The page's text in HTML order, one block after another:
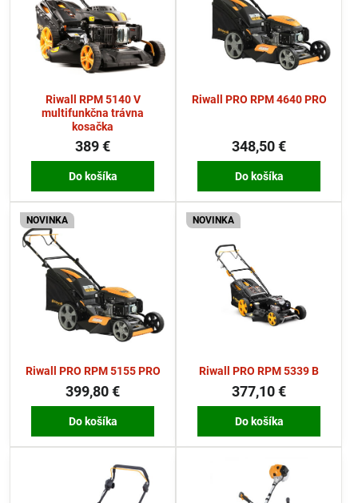
Riwall RPM 5140 V
multifunkčna trávna
kosačka
389 €
Do košíka
Riwall PRO RPM 4640 PRO
348,50 €
Do košíka
NOVINKA
Riwall PRO RPM 5155 PRO
399,80 €
Do košíka
NOVINKA
Riwall PRO RPM 5339 B
377,10 €
Do košíka